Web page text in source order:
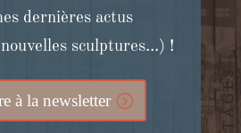
dernières actus
sculptures...) !
à la newsletter